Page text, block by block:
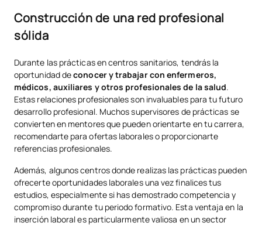
Construcción de una red profesional
sólida
Durante las prácticas en centros sanitarios, tendrás la
oportunidad deconocer y trabajar con enfermeros,
médicos, auxiliares y otros profesionales de la salud.
Estas relaciones profesionales son invaluables para tu futuro
desarrollo profesional. Muchos supervisores de prácticas se
convierten en mentores que pueden orientarte en tu carrera,
recomendarte para ofertas laborales o proporcionarte
referencias profesionales.
Además, algunos centros donde realizas las prácticas pueden
ofrecerte oportunidades laborales una vez finalices tus
estudios, especialmente si has demostrado competencia y
compromiso durante tu periodo formativo. Esta ventaja en la
inserción laboral es particularmente valiosa en un sector